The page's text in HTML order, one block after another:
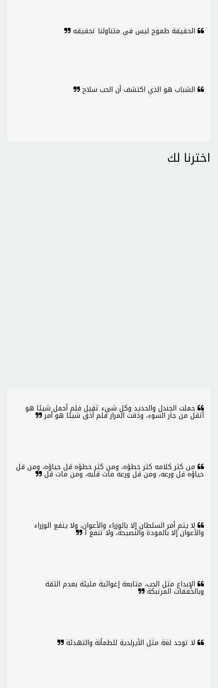
الحقيقة طموح ليس في متناولنا تحقيقه
الشباب هو الذي اكتشف أن الحب سلاح
اخترنا لك
حملت الجندل والحديد وكل شيء ثقيل فلم أحمل شيئا هو
أثقل من جار السوء، وذقت المرار فلم أذق شيئا هو أمر
من كثر كلامه كثر خطؤه، ومن كثر خطؤه قل حياؤه، ومن قل
حياؤه قل ورعه، ومن قل ورعه مات قلبه، ومن مات قل
لا يتم أمر السلطان إلا بالوزراء والأعوان، ولا ينفع الوزراء
والأعوان إلا بالمودة والنصيحة، ولا تنفع ا
الإبداع مثل الحب، متابعة إغوائية مليئة بعدم الثقة
وبالخفقات المرتبكة
لا توجد لغة مثل الأيرلدية للطمأنة والتهدئة